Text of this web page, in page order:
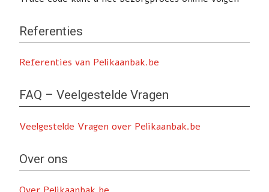
Referenties
Referenties van Pelikaanbak.be
FAQ – Veelgestelde Vragen
Veelgestelde Vragen over Pelikaanbak.be
Over ons